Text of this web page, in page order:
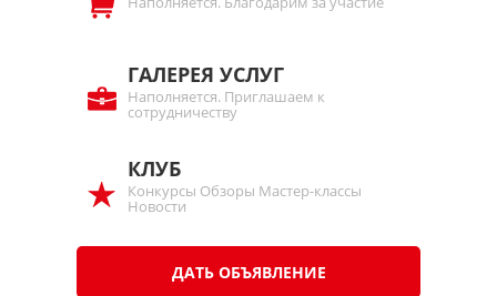
ГАЛЕРЕЯ УСЛУГ
Наполняется. Приглашаем к
сотрудничеству
КЛУБ
Конкурсы Обзоры Мастер-классы
Новости
ДАТЬ ОБЪЯВЛЕНИЕ